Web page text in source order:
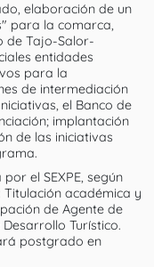
elaboración de un
para la comarca,
de Tajo-Salor-
entidades
para la
de intermediación
el Banco de
implantación
de las iniciativas
el SEXPE, según
académica y
de Agente de
Turístico.
postgrado en